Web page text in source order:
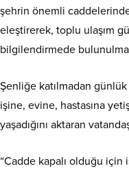
şehrin önemli
eleştirerek, toplu ulaşım
bilgilendirmede
Şenliğe katılmadan
işine, evine, hastasına
yaşadığını aktaran
“Cadde kapalı olduğu